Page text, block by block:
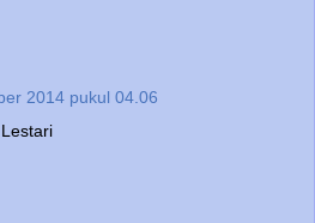
2014 pukul 04.06